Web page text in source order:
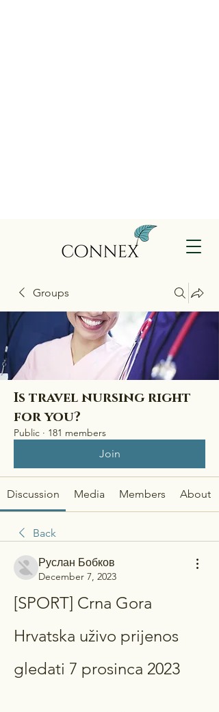
Groups
Is travel nursing right
for you?
Public · 181 members
Join
Discussion Media Members About
Back
Руслан Бобков
December 7, 2023
[SPORT] Crna Gora
Hrvatska uživo prijenos
gledati 7 prosinca 2023